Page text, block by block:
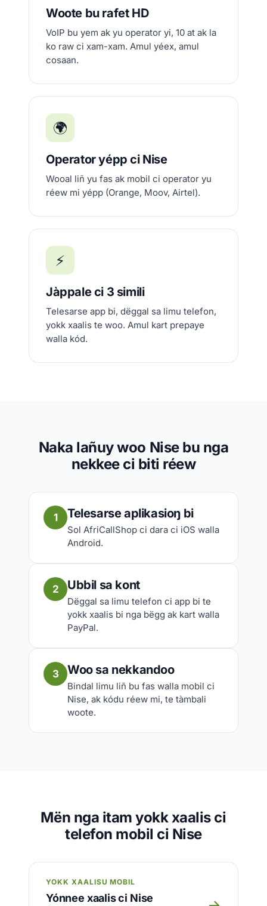
Woote bu rafet HD
VoIP bu yem ak yu operator yi, 10 at ak la
ko raw ci xam-xam. Amul yéex, amul
cosaan.
🌍
Operator yépp ci Nise
Wooal liñ yu fas ak mobil ci operator yu
réew mi yépp (Orange, Moov, Airtel).
⚡
Jàppale ci 3 simili
Telesarse app bi, dëggal sa limu telefon,
yokk xaalis te woo. Amul kart prepaye
walla kód.
Naka lañuy woo Nise bu nga
nekkee ci biti réew
1 Telesarse aplikasioŋ bi
Sol AfriCallShop ci dara ci iOS walla
Android.
2 Ubbil sa kont
Dëggal sa limu telefon ci app bi te
yokk xaalis bi nga bëgg ak kart walla
PayPal.
3 Woo sa nekkandoo
Bindal limu liñ bu fas walla mobil ci
Nise, ak kódu réew mi, te tàmbali
woote.
Mën nga itam yokk xaalis ci
telefon mobil ci Nise
YOKK XAALISU MOBIL
Yónnee xaalis ci Nise